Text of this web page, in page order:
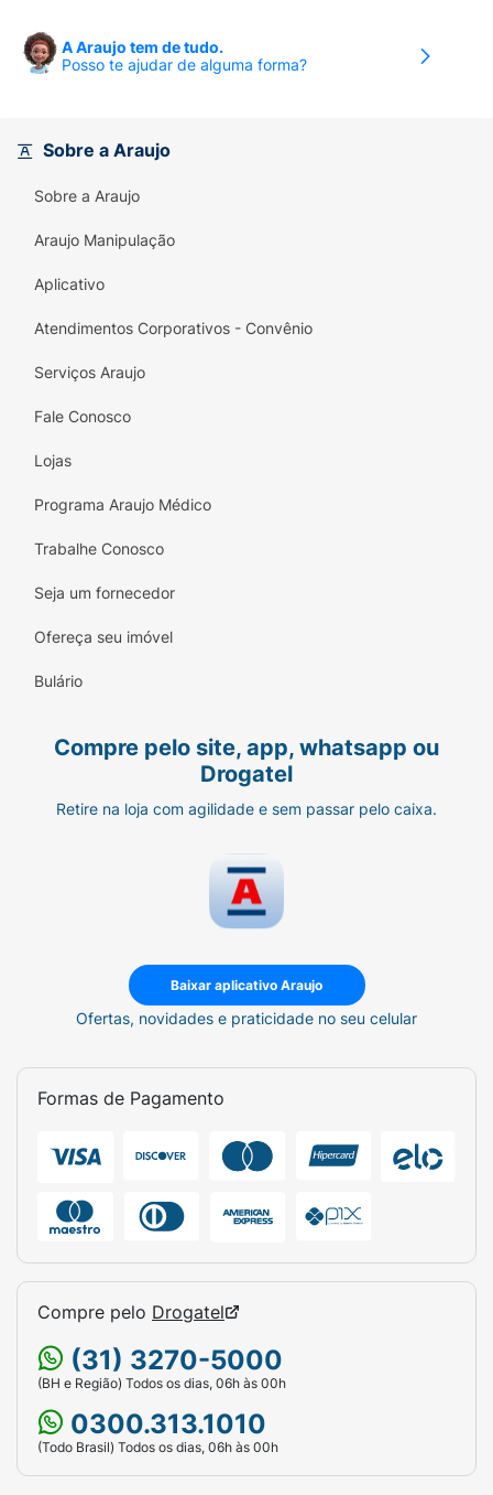
A Araujo tem de tudo.
Posso te ajudar de alguma forma?
Sobre a Araujo
Sobre a Araujo
Araujo Manipulação
Aplicativo
Atendimentos Corporativos - Convênio
Serviços Araujo
Fale Conosco
Lojas
Programa Araujo Médico
Trabalhe Conosco
Seja um fornecedor
Ofereça seu imóvel
Bulário
Compre pelo site, app, whatsapp ou
Drogatel
Retire na loja com agilidade e sem passar pelo caixa.
Baixar aplicativo Araujo
Ofertas, novidades e praticidade no seu celular
Formas de Pagamento
Compre pelo Drogatel
(31) 3270-5000
(BH e Região) Todos os dias, 06h às 00h
0300.313.1010
(Todo Brasil) Todos os dias, 06h às 00h